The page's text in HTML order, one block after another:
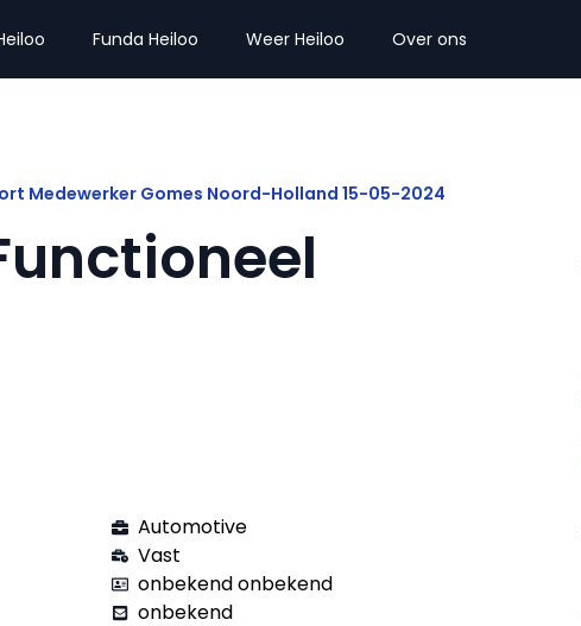
Funda Heiloo Weer Heiloo Over ons
Medewerker Gomes Noord-Holland 15-05-2024
Automotive
Vast
onbekend onbekend
onbekend